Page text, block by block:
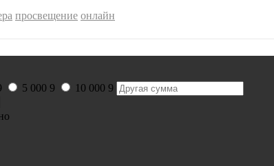
просвещение онлайн
5 000 9 10 000 9